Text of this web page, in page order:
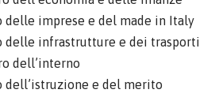
imprese e del made in Italy
delle infrastrutture e dei trasporti
dell’interno
e del merito